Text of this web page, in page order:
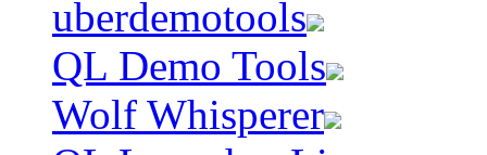
uberdemotools
QL Demo Tools
Wolf Whisperer